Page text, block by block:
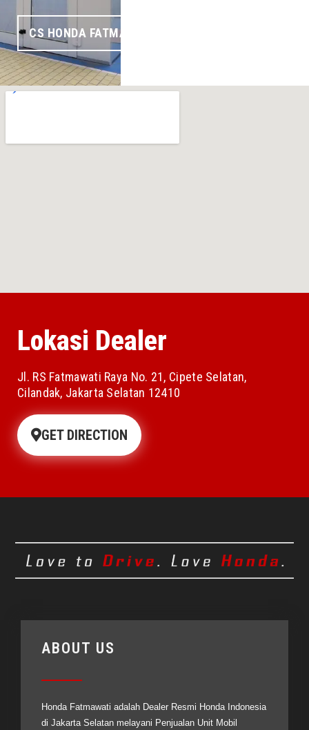
CS HONDA FATMAWATI
Lokasi Dealer
Jl. RS Fatmawati Raya No. 21, Cipete Selatan,
Cilandak, Jakarta Selatan 12410
GET DIRECTION
ABOUT US
Honda Fatmawati adalah Dealer Resmi Honda Indonesia
di Jakarta Selatan melayani Penjualan Unit Mobil